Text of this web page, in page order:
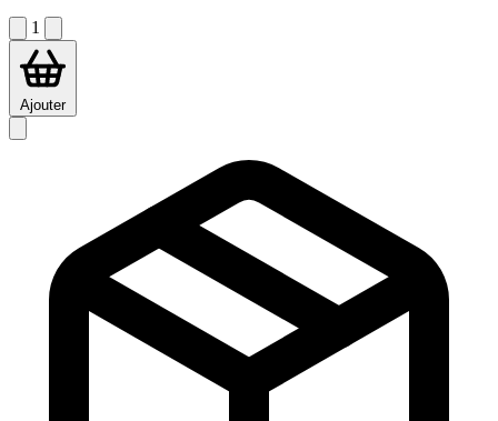
1
Ajouter